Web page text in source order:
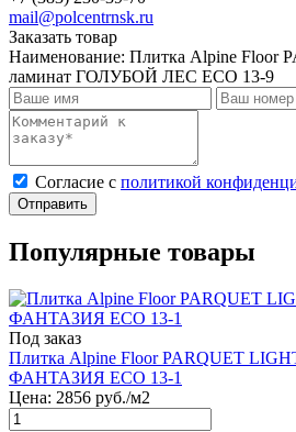
mail@polcentrnsk.ru
Заказать товар
Наименование: Плитка Alpine Floor
ламинат ГОЛУБОЙ ЛЕС ЕСО 13-9
Cогласие с политикой
Отправить
Популярные товары
Под заказ
Плитка Alpine Floor PARQUET
ФАНТАЗИЯ ЕСО 13-1
Цена: 2856 руб./м2